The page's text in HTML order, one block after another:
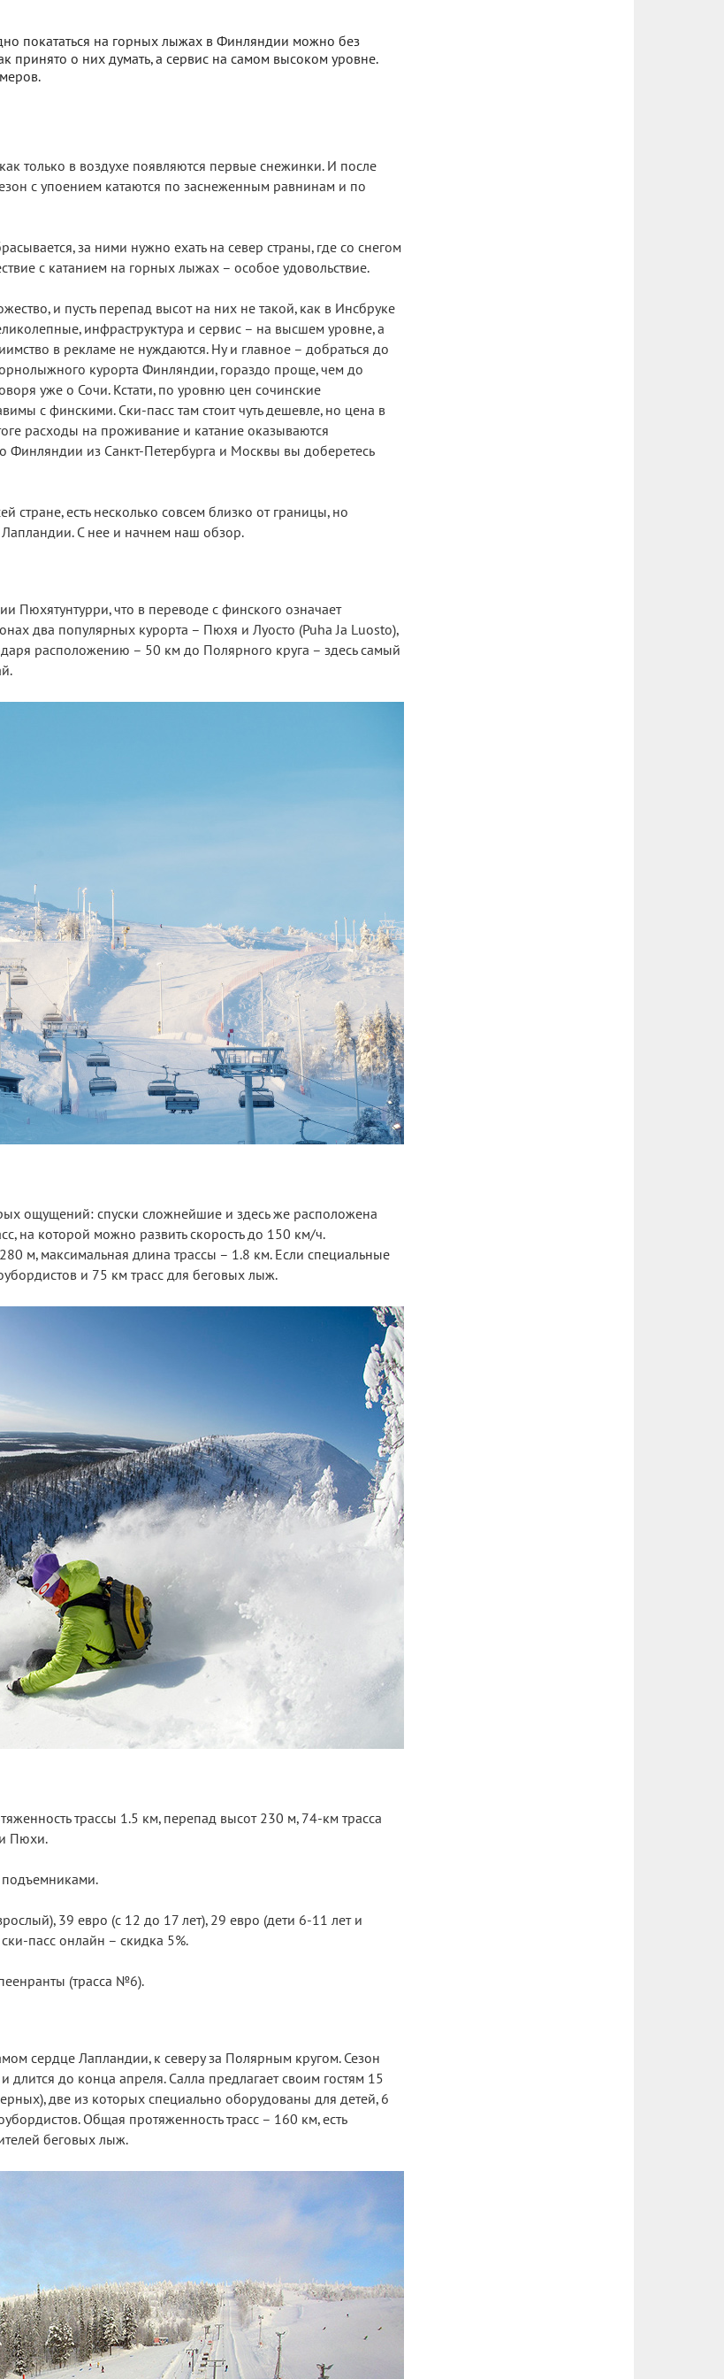
покататься на горных лыжах в Финляндии можно без
принято о них думать, а сервис на самом высоком уровне.
только в воздухе появляются первые снежинки. И после
с упоением катаются по заснеженным равнинам и по
за ними нужно ехать на север страны, где со снегом
с катанием на горных лыжах – особое удовольствие.
и пусть перепад высот на них не такой, как в Инсбруке
инфраструктура и сервис – на высшем уровне, а
в рекламе не нуждаются. Ну и главное – добраться до
курорта Финляндии, гораздо проще, чем до
уже о Сочи. Кстати, по уровню цен сочинские
с финскими. Ски-пасс там стоит чуть дешевле, но цена в
расходы на проживание и катание оказываются
Финляндии из Санкт-Петербурга и Москвы вы доберетесь
стране, есть несколько совсем близко от границы, но
С нее и начнем наш обзор.
Пюхятунтурри, что в переводе с финского означает
два популярных курорта – Пюхя и Луосто (Puha Ja Luosto),
расположению – 50 км до Полярного круга – здесь самый
ощущений: спуски сложнейшие и здесь же расположена
на которой можно развить скорость до 150 км/ч.
м, максимальная длина трассы – 1.8 км. Если специальные
и 75 км трасс для беговых лыж.
трассы 1.5 км, перепад высот 230 м, 74-км трасса
Пюхи.
39 евро (с 12 до 17 лет), 29 евро (дети 6-11 лет и
пасс онлайн – скидка 5%.
(трасса №6).
сердце Лапландии, к северу за Полярным кругом. Сезон
длится до конца апреля. Салла предлагает своим гостям 15
две из которых специально оборудованы для детей, 6
Общая протяженность трасс – 160 км, есть
беговых лыж.